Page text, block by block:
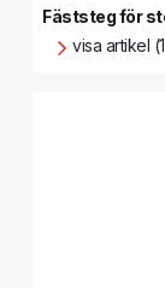
Fäststeg för
visa artikel